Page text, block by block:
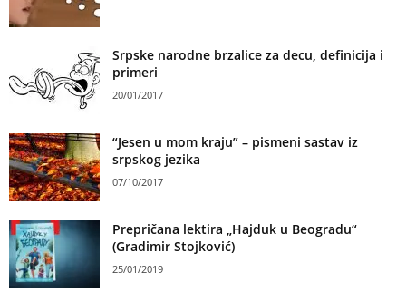
Srpske narodne brzalice za decu, definicija i
primeri
20/01/2017
“Jesen u mom kraju” – pismeni sastav iz
srpskog jezika
07/10/2017
Prepričana lektira „Hajduk u Beogradu“
(Gradimir Stojković)
25/01/2019